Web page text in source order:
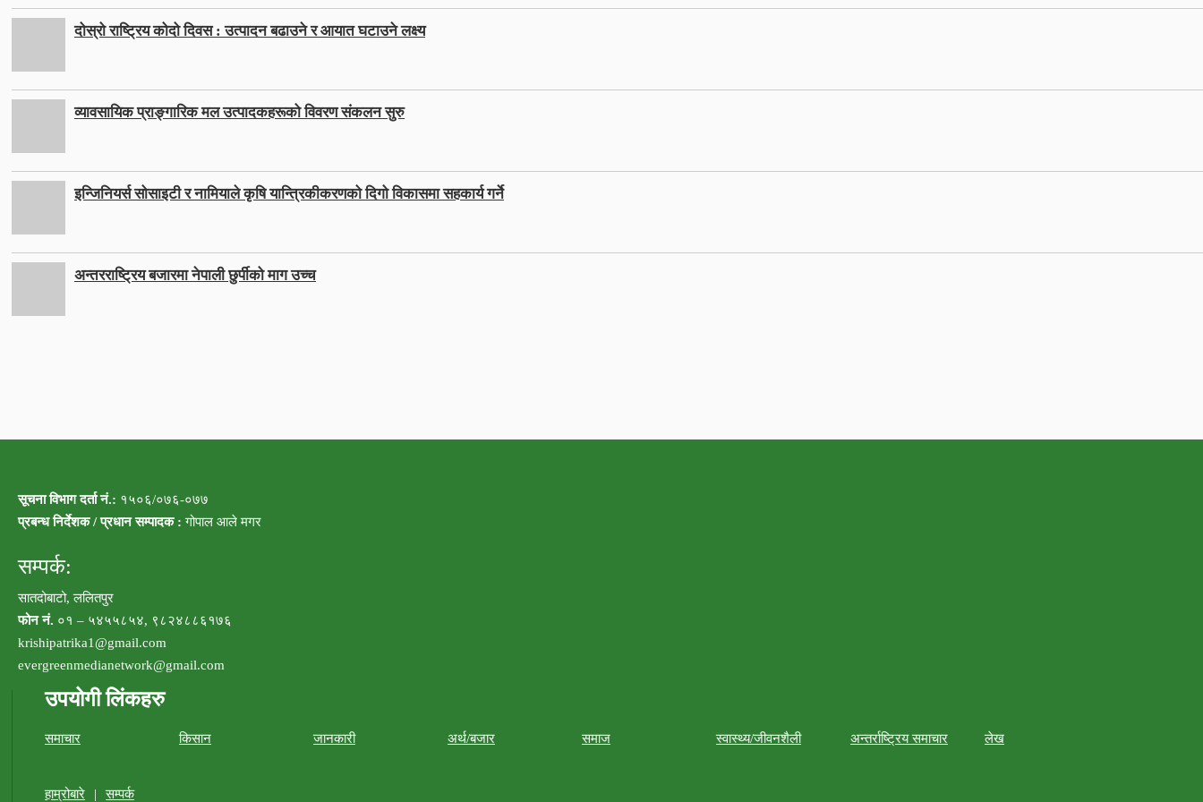
दोस्रो राष्ट्रिय कोदो दिवस : उत्पादन बढाउने र आयात घटाउने लक्ष्य
व्यावसायिक प्राङ्गारिक मल उत्पादकहरूको विवरण संकलन सुरु
इन्जिनियर्स सोसाइटी र नामियाले कृषि यान्त्रिकीकरणको दिगो विकासमा सहकार्य गर्ने
अन्तरराष्ट्रिय बजारमा नेपाली छुर्पीको माग उच्च
सूचना विभाग दर्ता नं.: १५०६/०७६-०७७
प्रबन्ध निर्देशक / प्रधान सम्पादक : गोपाल आले मगर
सम्पर्क:
सातदोबाटो, ललितपुर
फोन नं. ०१ – ५४५५८५४, ९८२४८८६१७६
krishipatrika1@gmail.com
evergreenmedianetwork@gmail.com
उपयोगी लिंकहरु
समाचार किसान जानकारी अर्थ/बजार समाज स्वास्थ्य/जीवनशैली अन्तर्राष्ट्रिय समाचार लेख
हाम्रोबारे | सम्पर्क